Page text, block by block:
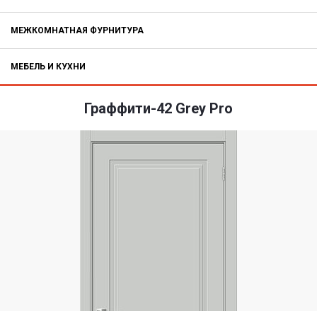
МЕЖКОМНАТНАЯ ФУРНИТУРА
МЕБЕЛЬ И КУХНИ
Граффити-42 Grey Pro